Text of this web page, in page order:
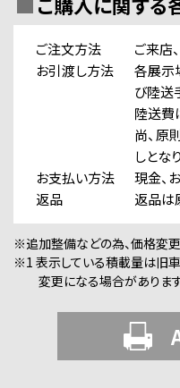
ご注文方法
ご来店
お引渡し方法
各展示
び陸送
陸送費
尚、原
しとな
お支払い方法
現金、
返品
返品は
※追加整備などの為、価格変
※1 表示している積載量は旧車
変更になる場合があります